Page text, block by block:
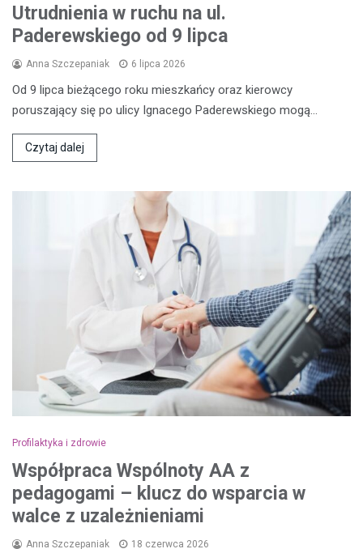
Utrudnienia w ruchu na ul.
Paderewskiego od 9 lipca
Anna Szczepaniak 6 lipca 2026
Od 9 lipca bieżącego roku mieszkańcy oraz kierowcy
poruszający się po ulicy Ignacego Paderewskiego mogą…
Czytaj dalej
Profilaktyka i zdrowie
Współpraca Wspólnoty AA z
pedagogami – klucz do wsparcia w
walce z uzależnieniami
Anna Szczepaniak 18 czerwca 2026